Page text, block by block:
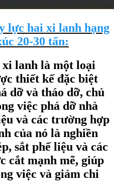
lực hai xi lanh hạng
20-30 tấn:
lanh là một loại
thiết kế đặc biệt
dỡ và tháo dỡ, chủ
việc phá dỡ nhà
và các trường hợp
của nó là nghiền
sắt phế liệu và các
cắt mạnh mẽ, giúp
việc và giảm chi